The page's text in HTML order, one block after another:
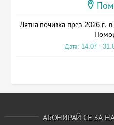
Лятна почивка през 2026 г.
Дата: 14.07 -
АБОНИРАЙ СЕ ЗА